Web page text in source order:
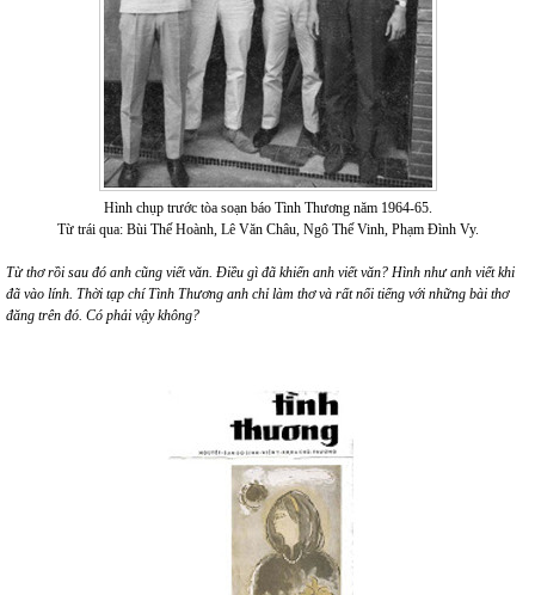
Hình chụp trước tòa soạn báo Tình Thương năm 1964-65.
Từ trái qua: Bùi Thế Hoành, Lê Văn Châu, Ngô Thế Vinh, Phạm Đình Vy.
Từ thơ rồi sau đó anh cũng viết văn. Điều gì đã khiến anh viết văn? Hình như anh viết khi
đã vào lính. Thời tạp chí Tình Thương anh chỉ làm thơ và rất nổi tiếng với những bài thơ
đăng trên đó. Có phải vậy không?